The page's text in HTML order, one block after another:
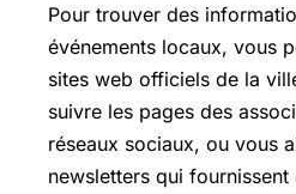
Pour trouver des
événements locaux, vous
sites web officiels de la
suivre les pages des
réseaux sociaux, ou vous
newsletters qui